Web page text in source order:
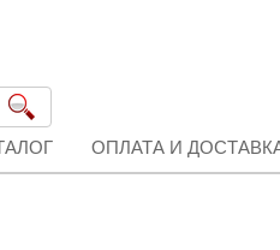
ОПЛАТА И